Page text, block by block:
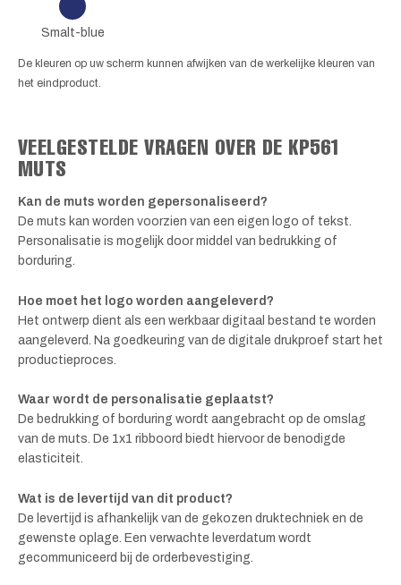
Smalt-blue
De kleuren op uw scherm kunnen afwijken van de werkelijke kleuren van
het eindproduct.
VEELGESTELDE VRAGEN OVER DE KP561
MUTS
Kan de muts worden gepersonaliseerd?
De muts kan worden voorzien van een eigen logo of tekst.
Personalisatie is mogelijk door middel van bedrukking of
borduring.
Hoe moet het logo worden aangeleverd?
Het ontwerp dient als een werkbaar digitaal bestand te worden
aangeleverd. Na goedkeuring van de digitale drukproef start het
productieproces.
Waar wordt de personalisatie geplaatst?
De bedrukking of borduring wordt aangebracht op de omslag
van de muts. De 1x1 ribboord biedt hiervoor de benodigde
elasticiteit.
Wat is de levertijd van dit product?
De levertijd is afhankelijk van de gekozen druktechniek en de
gewenste oplage. Een verwachte leverdatum wordt
gecommuniceerd bij de orderbevestiging.